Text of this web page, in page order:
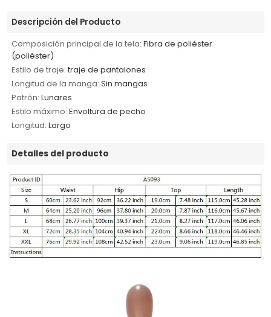
Descripción del Producto
Composición principal de la tela: Fibra de poliéster
(poliéster)
Estilo de traje: traje de pantalones
Longitud de la manga: Sin mangas
Patrón: Lunares
Estilo máximo: Envoltura de pecho
Longitud: Largo
Detalles del producto